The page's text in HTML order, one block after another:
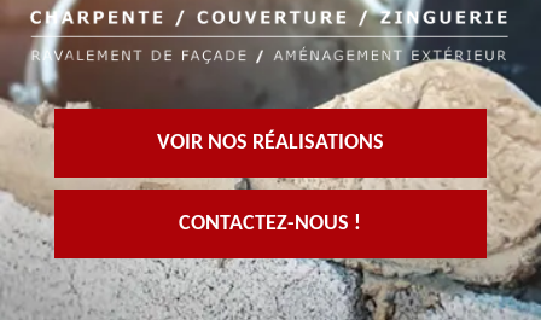
VOIR NOS RÉALISATIONS
CONTACTEZ-NOUS !